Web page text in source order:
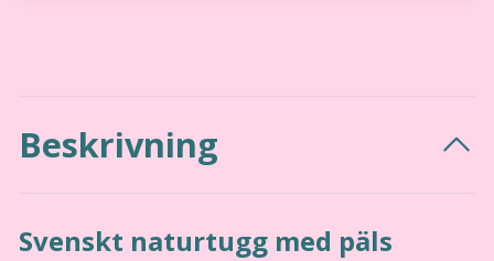
Beskrivning
Svenskt naturtugg med päls